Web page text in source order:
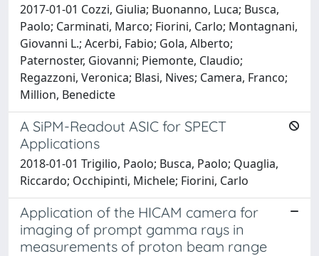
2017-01-01 Cozzi, Giulia; Buonanno, Luca; Busca,
Paolo; Carminati, Marco; Fiorini, Carlo; Montagnani,
Giovanni L.; Acerbi, Fabio; Gola, Alberto;
Paternoster, Giovanni; Piemonte, Claudio;
Regazzoni, Veronica; Blasi, Nives; Camera, Franco;
Million, Benedicte
A SiPM-Readout ASIC for SPECT
Applications
2018-01-01 Trigilio, Paolo; Busca, Paolo; Quaglia,
Riccardo; Occhipinti, Michele; Fiorini, Carlo
Application of the HICAM camera for
imaging of prompt gamma rays in
measurements of proton beam range